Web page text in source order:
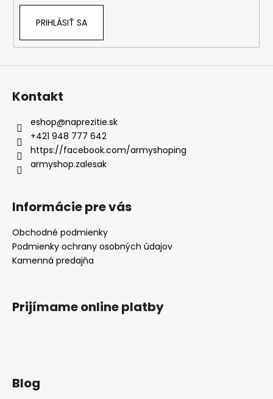
PRIHLÁSIŤ SA
Kontakt
eshop@naprezitie.sk
+421 948 777 642
https://facebook.com/armyshoping
armyshop.zalesak
Informácie pre vás
Obchodné podmienky
Podmienky ochrany osobných údajov
Kamenná predajňa
Prijímame online platby
Blog